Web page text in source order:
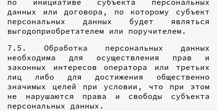
по инициативе субъекта персональных
данных или договора, по которому субъект
персональных данных будет являться
выгодоприобретателем или поручителем.
7.5. Обработка персональных данных
необходима для осуществления прав и
законных интересов оператора или третьих
лиц либо для достижения общественно
значимых целей при условии, что при этом
не нарушаются права и свободы субъекта
персональных данных.